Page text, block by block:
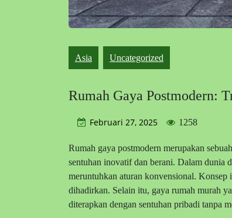
Asia Uncategorized
Rumah Gaya Postmodern:
Februari 27, 2025 1258
Rumah gaya postmodern merupakan
sentuhan inovatif dan berani. Dalam dunia
meruntuhkan aturan konvensional. Konsep
dihadirkan. Selain itu, gaya rumah murah
diterapkan dengan sentuhan pribadi tanpa